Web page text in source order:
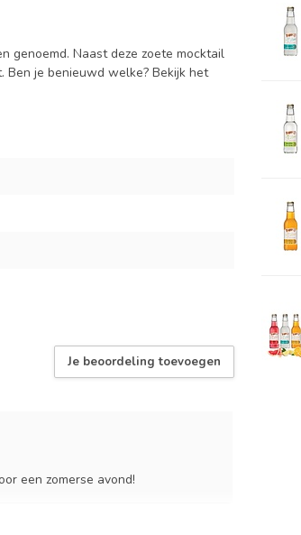
genoemd. Naast deze zoete mocktail
Ben je benieuwd welke? Bekijk het
Je beoordeling toevoegen
een zomerse avond!